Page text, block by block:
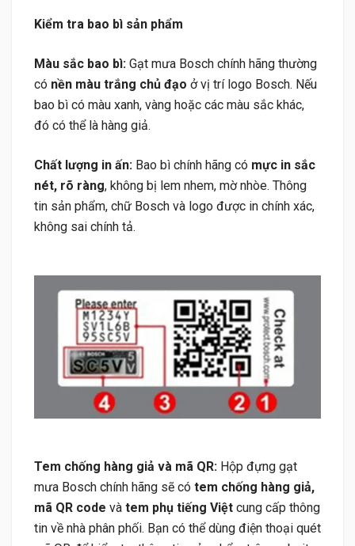
Kiểm tra bao bì sản phẩm
Màu sắc bao bì: Gạt mưa Bosch chính hãng thường
có nền màu trắng chủ đạo ở vị trí logo Bosch. Nếu
bao bì có màu xanh, vàng hoặc các màu sắc khác,
đó có thể là hàng giả.
Chất lượng in ấn: Bao bì chính hãng có mực in sắc
nét, rõ ràng, không bị lem nhem, mờ nhòe. Thông
tin sản phẩm, chữ Bosch và logo được in chính xác,
không sai chính tả.
Tem chống hàng giả và mã QR: Hộp đựng gạt
mưa Bosch chính hãng sẽ có tem chống hàng giả,
mã QR code và tem phụ tiếng Việt cung cấp thông
tin về nhà phân phối. Bạn có thể dùng điện thoại quét